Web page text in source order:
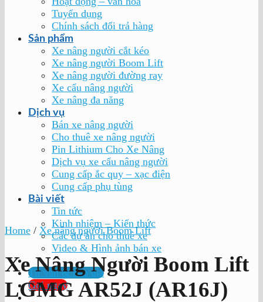
Tuyển dụng
Chính sách đổi trả hàng
Sản phẩm
Xe nâng người cắt kéo
Xe nâng người Boom Lift
Xe nâng người đường ray
Xe cẩu nâng người
Xe nâng đa năng
Dịch vụ
Bán xe nâng người
Cho thuê xe nâng người
Pin Lithium Cho Xe Nâng
Dịch vụ xe cẩu nâng người
Cung cấp ắc quy – xạc điện
Cung cấp phụ tùng
Bài viết
Tin tức
Kinh nhiệm – Kiến thức
Các dự án cho thuê xe
Video & Hình ảnh bán xe
Tư vấn & báo giá
Gọi ngay
Home / Xe nâng người Boom Lift
Xe Nâng Người Boom Lift
LGMG AR52J (AR16J)